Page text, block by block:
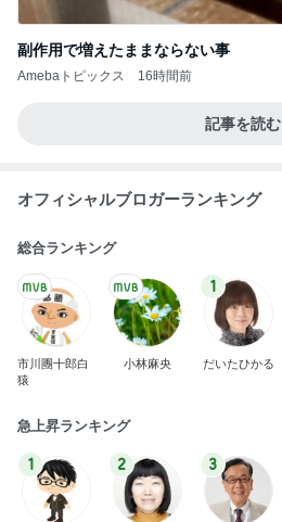
副作用で増えたままならない事
Amebaトピックス 16時間前
記事を読む
オフィシャルブロガーランキング
総合ランキング
市川團十郎白
猿
小林麻央
1
だいたひかる
急上昇ランキング
1 2 3